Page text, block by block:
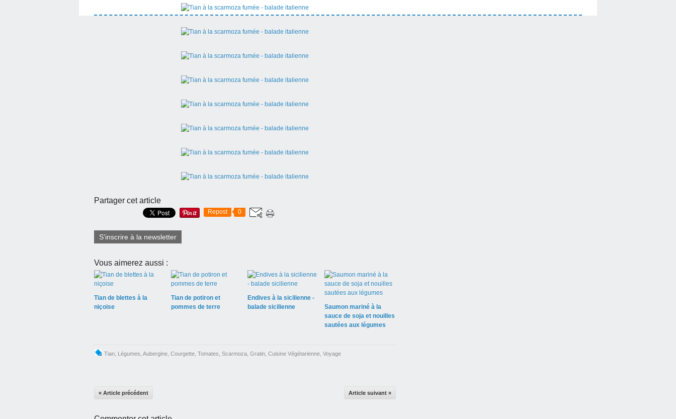
Partager cet article
Repost 0
S'inscrire à la newsletter
Vous aimerez aussi :
Tian de blettes à la
niçoise
Tian de potiron et
pommes de terre
Endives à la sicilienne -
balade sicilienne
Saumon mariné à la
sauce de soja et nouilles
sautées aux légumes
Tian Légumes Aubergine Courgette Tomates Scarmoza Gratin Cuisine Végétarienne Voyage
« Article précédent Article suivant »